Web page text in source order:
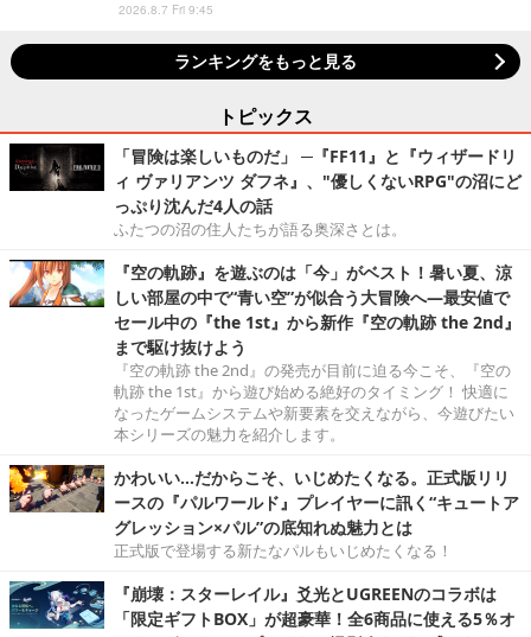
2026.8.7 Fri 9:45
ランキングをもっと見る
トピックス
「冒険は楽しいものだ」 ─『FF11』と『ウィザードリ
ィ ヴァリアンツ ダフネ』、"優しくないRPG"の沼にど
っぷり沈んだ4人の話
ふたつの沼の住人たちが語る奥深さとは。
『空の軌跡』を遊ぶのは「今」がベスト！暑い夏、涼
しい部屋の中で“青い空”が似合う大冒険へ―最安値で
セール中の『the 1st』から新作『空の軌跡 the 2nd』
まで駆け抜けよう
『空の軌跡 the 2nd』の発売が目前に迫る今こそ、『空の
軌跡 the 1st』から遊び始める絶好のタイミング！ 快適に
なったゲームシステムや新要素を交えながら、今遊びたい
本シリーズの魅力を紹介します。
かわいい…だからこそ、いじめたくなる。正式版リリ
ースの『パルワールド』プレイヤーに訊く“キュートア
グレッション×パル”の底知れぬ魅力とは
正式版で登場する新たなパルもいじめたくなる！
『崩壊：スターレイル』爻光とUGREENのコラボは
「限定ギフトBOX」が超豪華！全6商品に使える5％オ